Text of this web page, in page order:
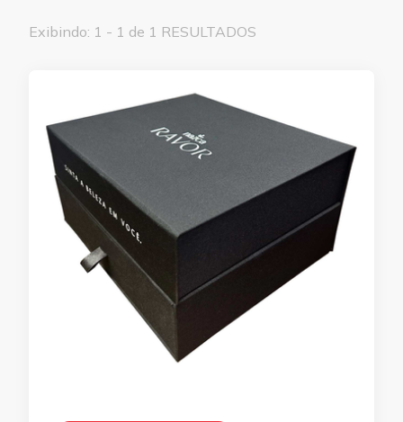
Exibindo: 1 - 1 de 1 RESULTADOS